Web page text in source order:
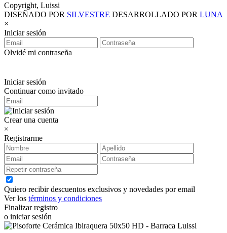
Copyright, Luissi
DISEÑADO POR SILVESTRE DESARROLLADO POR LUNA
×
Iniciar sesión
Olvidé mi contraseña
Iniciar sesión
Continuar como invitado
Crear una cuenta
×
Registrarme
Quiero recibir descuentos exclusivos y novedades por email
Ver los términos y condiciones
Finalizar registro
o iniciar sesión